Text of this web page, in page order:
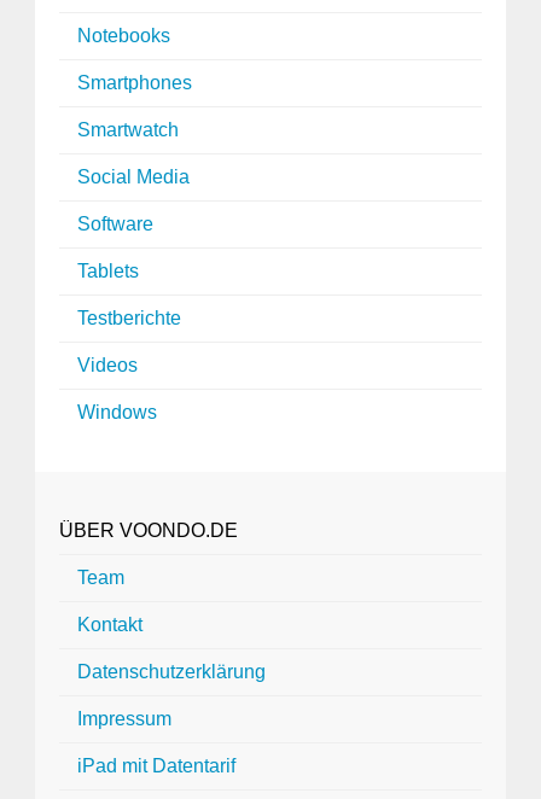
Notebooks
Smartphones
Smartwatch
Social Media
Software
Tablets
Testberichte
Videos
Windows
ÜBER VOONDO.DE
Team
Kontakt
Datenschutzerklärung
Impressum
iPad mit Datentarif